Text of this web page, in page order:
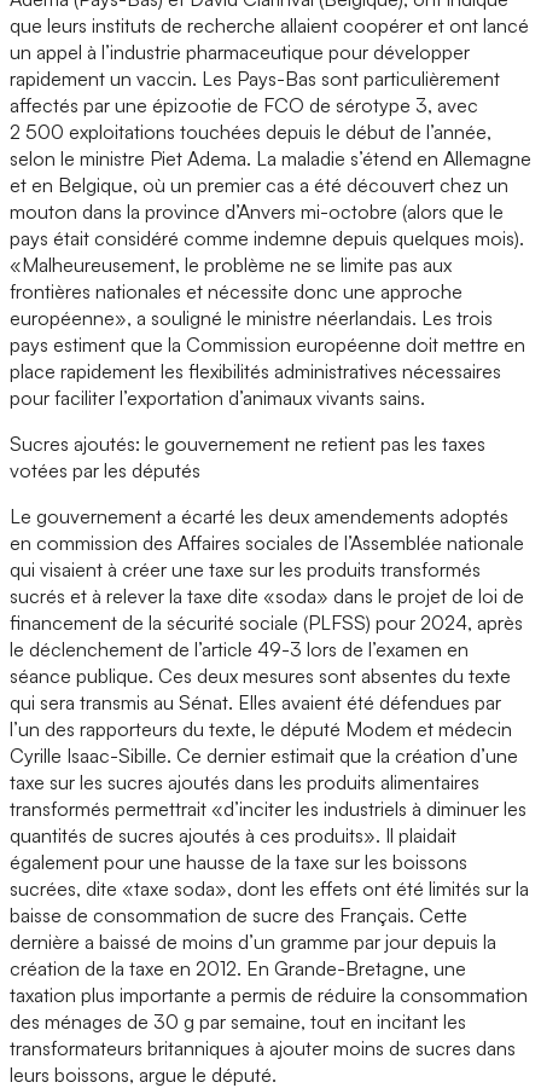
que leurs instituts de recherche allaient coopérer et ont lancé
un appel à l’industrie pharmaceutique pour développer
rapidement un vaccin. Les Pays-Bas sont particulièrement
affectés par une épizootie de FCO de sérotype 3, avec
2 500 exploitations touchées depuis le début de l’année,
selon le ministre Piet Adema. La maladie s’étend en Allemagne
et en Belgique, où un premier cas a été découvert chez un
mouton dans la province d’Anvers mi-octobre (alors que le
pays était considéré comme indemne depuis quelques mois).
«Malheureusement, le problème ne se limite pas aux
frontières nationales et nécessite donc une approche
européenne», a souligné le ministre néerlandais. Les trois
pays estiment que la Commission européenne doit mettre en
place rapidement les flexibilités administratives nécessaires
pour faciliter l’exportation d’animaux vivants sains.
Sucres ajoutés: le gouvernement ne retient pas les taxes
votées par les députés
Le gouvernement a écarté les deux amendements adoptés
en commission des Affaires sociales de l’Assemblée nationale
qui visaient à créer une taxe sur les produits transformés
sucrés et à relever la taxe dite «soda» dans le projet de loi de
financement de la sécurité sociale (PLFSS) pour 2024, après
le déclenchement de l’article 49-3 lors de l’examen en
séance publique. Ces deux mesures sont absentes du texte
qui sera transmis au Sénat. Elles avaient été défendues par
l’un des rapporteurs du texte, le député Modem et médecin
Cyrille Isaac-Sibille. Ce dernier estimait que la création d’une
taxe sur les sucres ajoutés dans les produits alimentaires
transformés permettrait «d’inciter les industriels à diminuer les
quantités de sucres ajoutés à ces produits». Il plaidait
également pour une hausse de la taxe sur les boissons
sucrées, dite «taxe soda», dont les effets ont été limités sur la
baisse de consommation de sucre des Français. Cette
dernière a baissé de moins d’un gramme par jour depuis la
création de la taxe en 2012. En Grande-Bretagne, une
taxation plus importante a permis de réduire la consommation
des ménages de 30 g par semaine, tout en incitant les
transformateurs britanniques à ajouter moins de sucres dans
leurs boissons, argue le député.